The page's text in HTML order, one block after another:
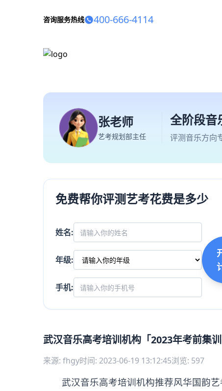
咨询服务热线 400-666-4114
张老师
艺考规划部主任
全阶段音
评测音乐方向
免费帮你评测艺考花费是多少
姓名:
年级:
手机:
武汉音乐高考培训机构「2023年考前集训
来源: fhgy时间: 2023-06-19 13:12:45浏览: 597
武汉音乐高考培训机构推荐风华国韵艺